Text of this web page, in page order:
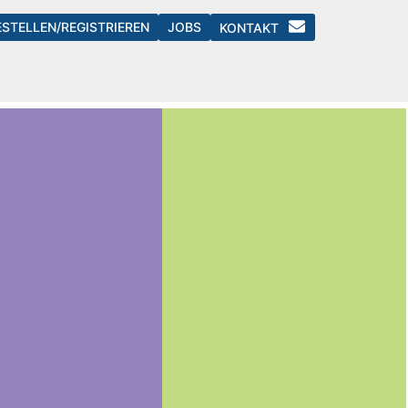
REGISTRIEREN JOBS KONTAKT